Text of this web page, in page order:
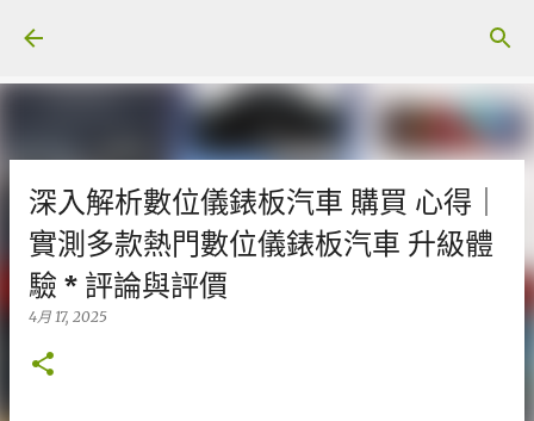
深入解析數位儀錶板汽車 購買 心得｜
實測多款熱門數位儀錶板汽車 升級體
驗 * 評論與評價
4月 17, 2025